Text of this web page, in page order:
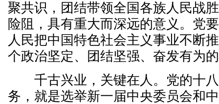
聚共识，团结带领全国各族人民战
险阻，具有重大而深远的意义。党
人民把中国特色社会主义事业不断
个政治坚定、团结坚强、奋发有为
千古兴业，关键在人。党的十八
务，就是选举新一届中央委员会和